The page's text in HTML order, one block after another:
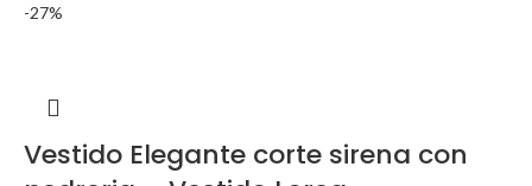
-27%
Vestido Elegante corte sirena con